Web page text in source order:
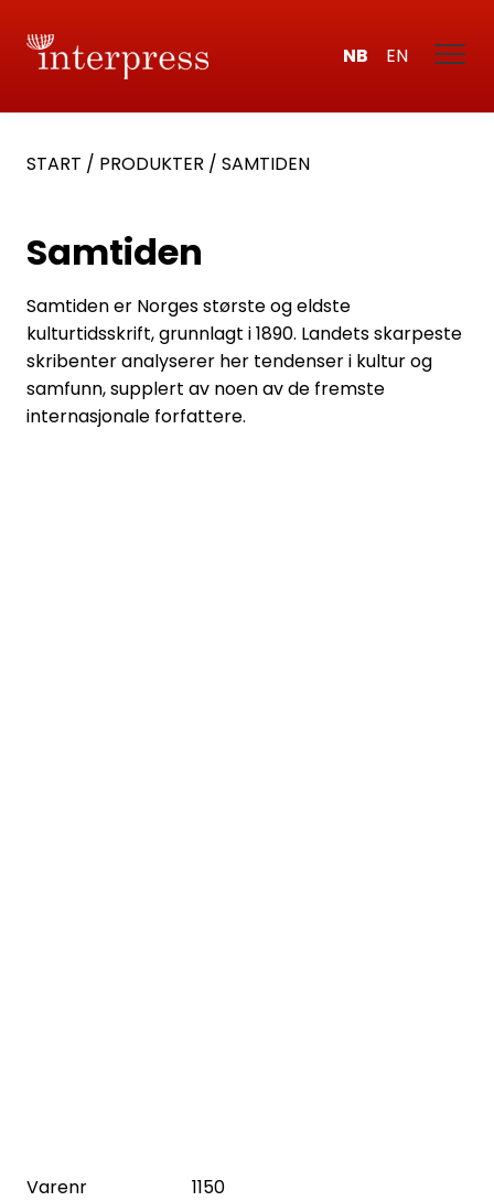
NB EN
START / PRODUKTER / SAMTIDEN
Samtiden
Samtiden er Norges største og eldste
kulturtidsskrift, grunnlagt i 1890. Landets skarpeste
skribenter analyserer her tendenser i kultur og
samfunn, supplert av noen av de fremste
internasjonale forfattere.
Varenr
1150